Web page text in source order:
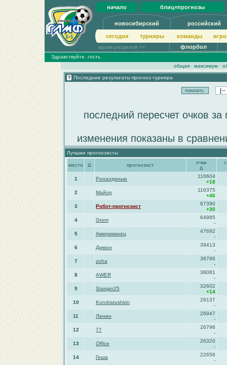
начало блиц×прогнозы
новосибирский российский
сегодня турниры команды
архив разделов >> флорбол
Здравствуйте, гость
общая· максимум·
Последние результаты прогноз-турнира
последний пересчет очков
изменения показаны в
Лучшие прогнозисты
место Δ прогнозист
очки
Δ
1 Роналдинью
116604
+18
2
Майор
116375
+46
3
Робот-прогнозист
67390
+30
4
Grom
64985
-
5
Американец
47692
-
6
Димон
39413
-
7
zoha
38786
-
8
AWER
38081
-
9
Stasjan25
32602
+14
10
Kondratushkin
29137
-
11
Ленин
26947
-
12
77
26796
-
13
Office
26320
-
14
Геша
22656
-